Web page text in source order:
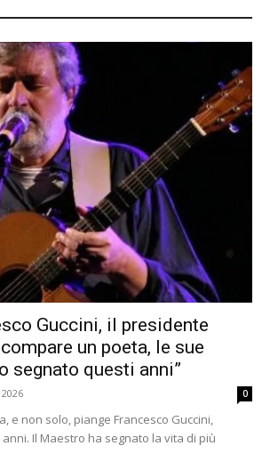
Guccini, il presidente
un poeta, le sue
segnato questi anni”
0
e non solo, piange Francesco Guccini,
Il Maestro ha segnato la vita di più